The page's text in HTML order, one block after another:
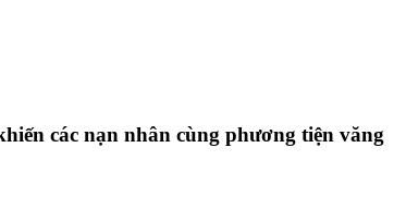
các nạn nhân cùng phương tiện văng